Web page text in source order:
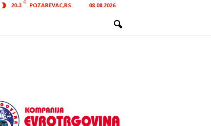
20.3
C POZAREVAC,RS 08.08.2026.